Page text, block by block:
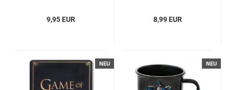
9,95 EUR 8,99 EUR
NEU NEU